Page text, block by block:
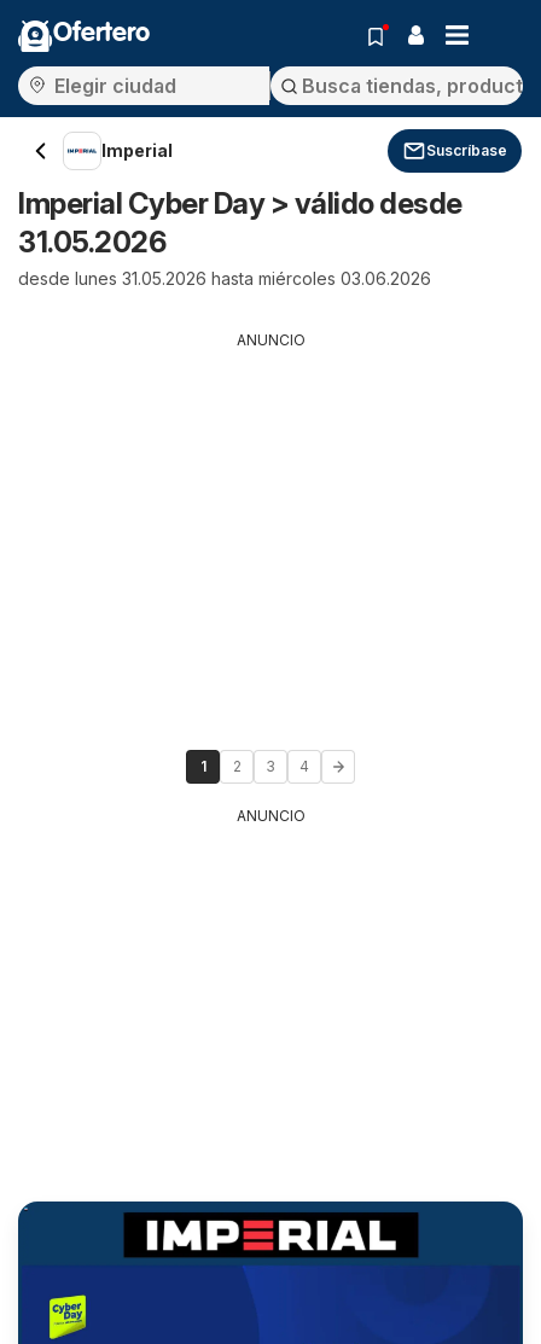
Ofertero
Imperial Suscríbase
Imperial Cyber Day > válido desde
31.05.2026
desde lunes 31.05.2026 hasta miércoles 03.06.2026
ANUNCIO
1 2 3 4
ANUNCIO